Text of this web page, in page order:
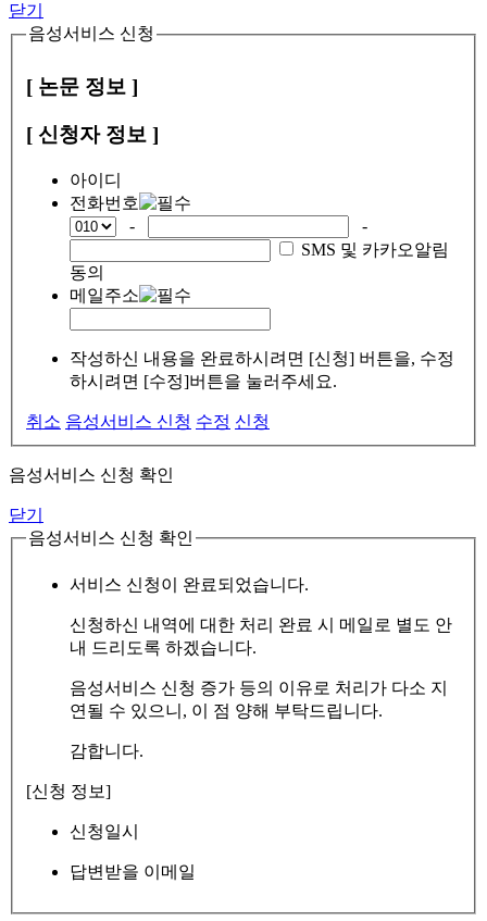
닫기
음성서비스 신청
[ 논문 정보 ]
[ 신청자 정보 ]
아이디
전화번호
-
-
SMS 및 카카오알림
동의
메일주소
작성하신 내용을 완료하시려면 [신청] 버튼을, 수정
하시려면 [수정]버튼을 눌러주세요.
취소 음성서비스 신청 수정 신청
음성서비스 신청 확인
닫기
음성서비스 신청 확인
서비스 신청이 완료되었습니다.
신청하신 내역에 대한 처리 완료 시 메일로 별도 안
내 드리도록 하겠습니다.
음성서비스 신청 증가 등의 이유로 처리가 다소 지
연될 수 있으니, 이 점 양해 부탁드립니다.
감합니다.
[신청 정보]
신청일시
답변받을 이메일